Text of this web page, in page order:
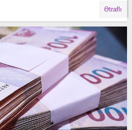
Ətraflı